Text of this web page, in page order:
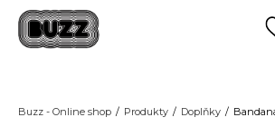
pro objednávky nad 2.500 Kč (neplatí
Buzz - Online shop Produkty Doplňky